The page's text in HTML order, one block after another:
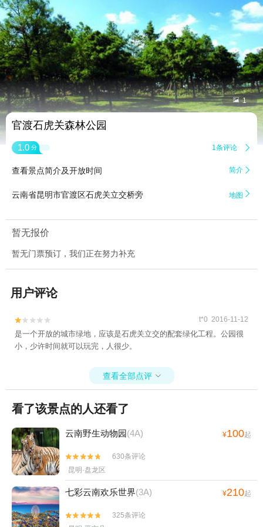
 1
官渡石虎关森林公园
1.0 分 1条评论 
查看景点简介及开放时间 简介 
云南省昆明市官渡区石虎关立交桥旁 地图 
暂无报价
暂无门票预订，我们正在努力补充
用户评论

 t*0 2016-11-12
是一个开放的城市绿地，应该是石虎关立交的配套绿化工程。公园很
小，少许时间就可以玩完，人很少。
查看全部点评 
看了该景点的人还看了
云南野生动物园(4A) ¥100起


630条评论
昆明·盘龙区
七彩云南欢乐世界(3A) ¥210起


325条评论
